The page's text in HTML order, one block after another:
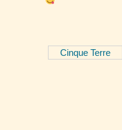
Cinque Terre